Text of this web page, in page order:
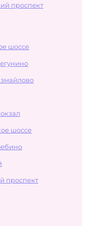
проспект
шоссе
шоссе
проспект